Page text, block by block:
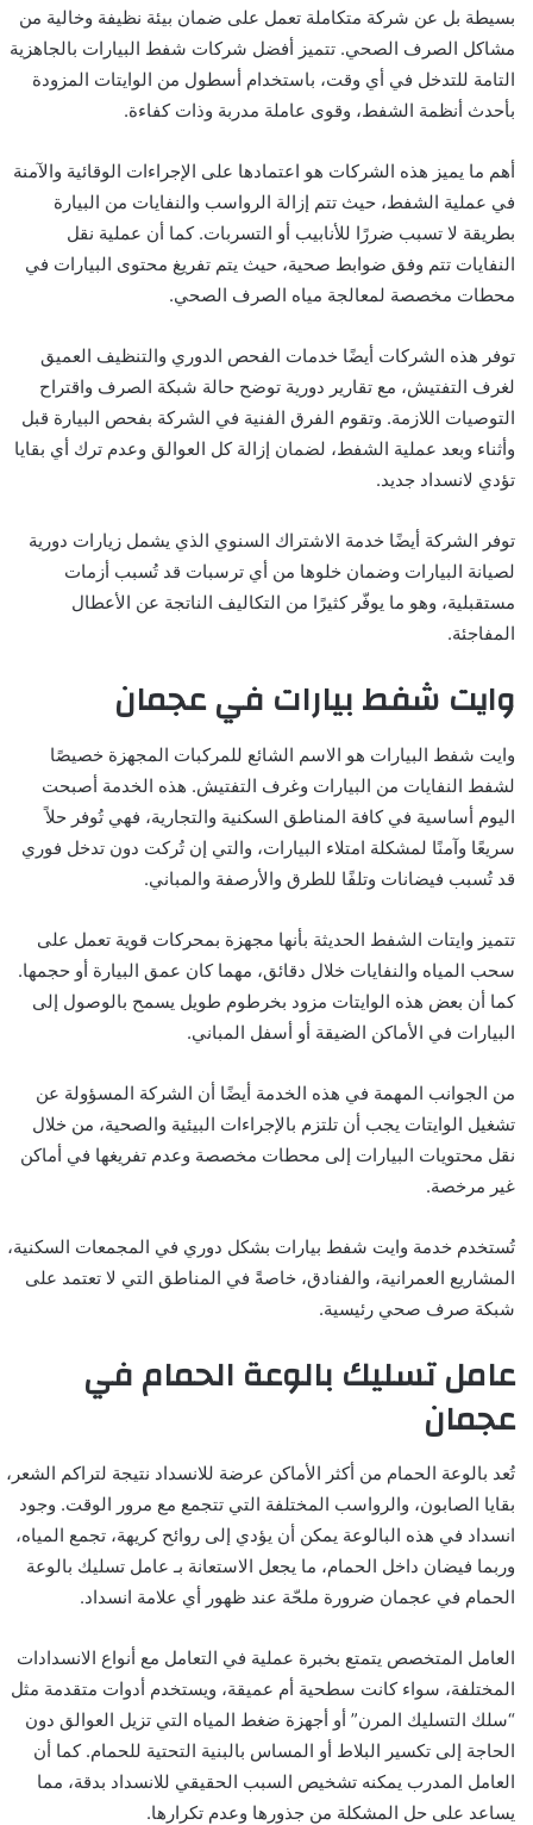
بسيطة بل عن شركة متكاملة تعمل على ضمان بيئة نظيفة وخالية من
مشاكل الصرف الصحي. تتميز أفضل شركات شفط البيارات بالجاهزية
التامة للتدخل في أي وقت، باستخدام أسطول من الوايتات المزودة
بأحدث أنظمة الشفط، وقوى عاملة مدربة وذات كفاءة.
أهم ما يميز هذه الشركات هو اعتمادها على الإجراءات الوقائية والآمنة
في عملية الشفط، حيث تتم إزالة الرواسب والنفايات من البيارة
بطريقة لا تسبب ضررًا للأنابيب أو التسربات. كما أن عملية نقل
النفايات تتم وفق ضوابط صحية، حيث يتم تفريغ محتوى البيارات في
محطات مخصصة لمعالجة مياه الصرف الصحي.
توفر هذه الشركات أيضًا خدمات الفحص الدوري والتنظيف العميق
لغرف التفتيش، مع تقارير دورية توضح حالة شبكة الصرف واقتراح
التوصيات اللازمة. وتقوم الفرق الفنية في الشركة بفحص البيارة قبل
وأثناء وبعد عملية الشفط، لضمان إزالة كل العوالق وعدم ترك أي بقايا
تؤدي لانسداد جديد.
توفر الشركة أيضًا خدمة الاشتراك السنوي الذي يشمل زيارات دورية
لصيانة البيارات وضمان خلوها من أي ترسبات قد تُسبب أزمات
مستقبلية، وهو ما يوفّر كثيرًا من التكاليف الناتجة عن الأعطال
المفاجئة.
وايت شفط بيارات في عجمان
وايت شفط البيارات هو الاسم الشائع للمركبات المجهزة خصيصًا
لشفط النفايات من البيارات وغرف التفتيش. هذه الخدمة أصبحت
اليوم أساسية في كافة المناطق السكنية والتجارية، فهي تُوفر حلاً
سريعًا وآمنًا لمشكلة امتلاء البيارات، والتي إن تُركت دون تدخل فوري
قد تُسبب فيضانات وتلفًا للطرق والأرصفة والمباني.
تتميز وايتات الشفط الحديثة بأنها مجهزة بمحركات قوية تعمل على
سحب المياه والنفايات خلال دقائق، مهما كان عمق البيارة أو حجمها.
كما أن بعض هذه الوايتات مزود بخرطوم طويل يسمح بالوصول إلى
البيارات في الأماكن الضيقة أو أسفل المباني.
من الجوانب المهمة في هذه الخدمة أيضًا أن الشركة المسؤولة عن
تشغيل الوايتات يجب أن تلتزم بالإجراءات البيئية والصحية، من خلال
نقل محتويات البيارات إلى محطات مخصصة وعدم تفريغها في أماكن
غير مرخصة.
تُستخدم خدمة وايت شفط بيارات بشكل دوري في المجمعات السكنية،
المشاريع العمرانية، والفنادق، خاصةً في المناطق التي لا تعتمد على
شبكة صرف صحي رئيسية.
عامل تسليك بالوعة الحمام في
عجمان
تُعد بالوعة الحمام من أكثر الأماكن عرضة للانسداد نتيجة لتراكم الشعر،
بقايا الصابون، والرواسب المختلفة التي تتجمع مع مرور الوقت. وجود
انسداد في هذه البالوعة يمكن أن يؤدي إلى روائح كريهة، تجمع المياه،
وربما فيضان داخل الحمام، ما يجعل الاستعانة بـ عامل تسليك بالوعة
الحمام في عجمان ضرورة ملحّة عند ظهور أي علامة انسداد.
العامل المتخصص يتمتع بخبرة عملية في التعامل مع أنواع الانسدادات
المختلفة، سواء كانت سطحية أم عميقة، ويستخدم أدوات متقدمة مثل
“سلك التسليك المرن” أو أجهزة ضغط المياه التي تزيل العوالق دون
الحاجة إلى تكسير البلاط أو المساس بالبنية التحتية للحمام. كما أن
العامل المدرب يمكنه تشخيص السبب الحقيقي للانسداد بدقة، مما
يساعد على حل المشكلة من جذورها وعدم تكرارها.